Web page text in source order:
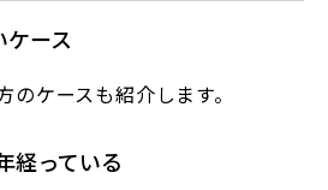
ケース
ケースも紹介します。
経っている